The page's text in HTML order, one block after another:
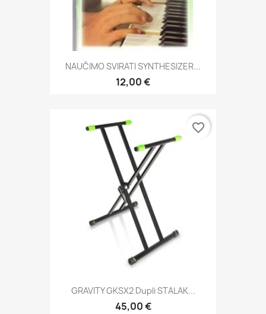
NAUČIMO SVIRATI SYNTHESIZER...
12,00 €
GRAVITY GKSX2 Dupli STALAK...
45,00 €
favorite_border